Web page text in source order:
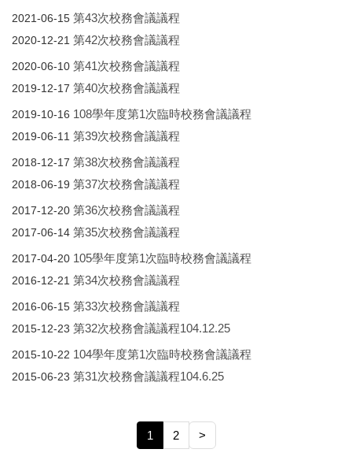
2021-06-15 第43次校務會議議程
2020-12-21 第42次校務會議議程
2020-06-10 第41次校務會議議程
2019-12-17 第40次校務會議議程
2019-10-16 108學年度第1次臨時校務會議議程
2019-06-11 第39次校務會議議程
2018-12-17 第38次校務會議議程
2018-06-19 第37次校務會議議程
2017-12-20 第36次校務會議議程
2017-06-14 第35次校務會議議程
2017-04-20 105學年度第1次臨時校務會議議程
2016-12-21 第34次校務會議議程
2016-06-15 第33次校務會議議程
2015-12-23 第32次校務會議議程104.12.25
2015-10-22 104學年度第1次臨時校務會議議程
2015-06-23 第31次校務會議議程104.6.25
1 2 >